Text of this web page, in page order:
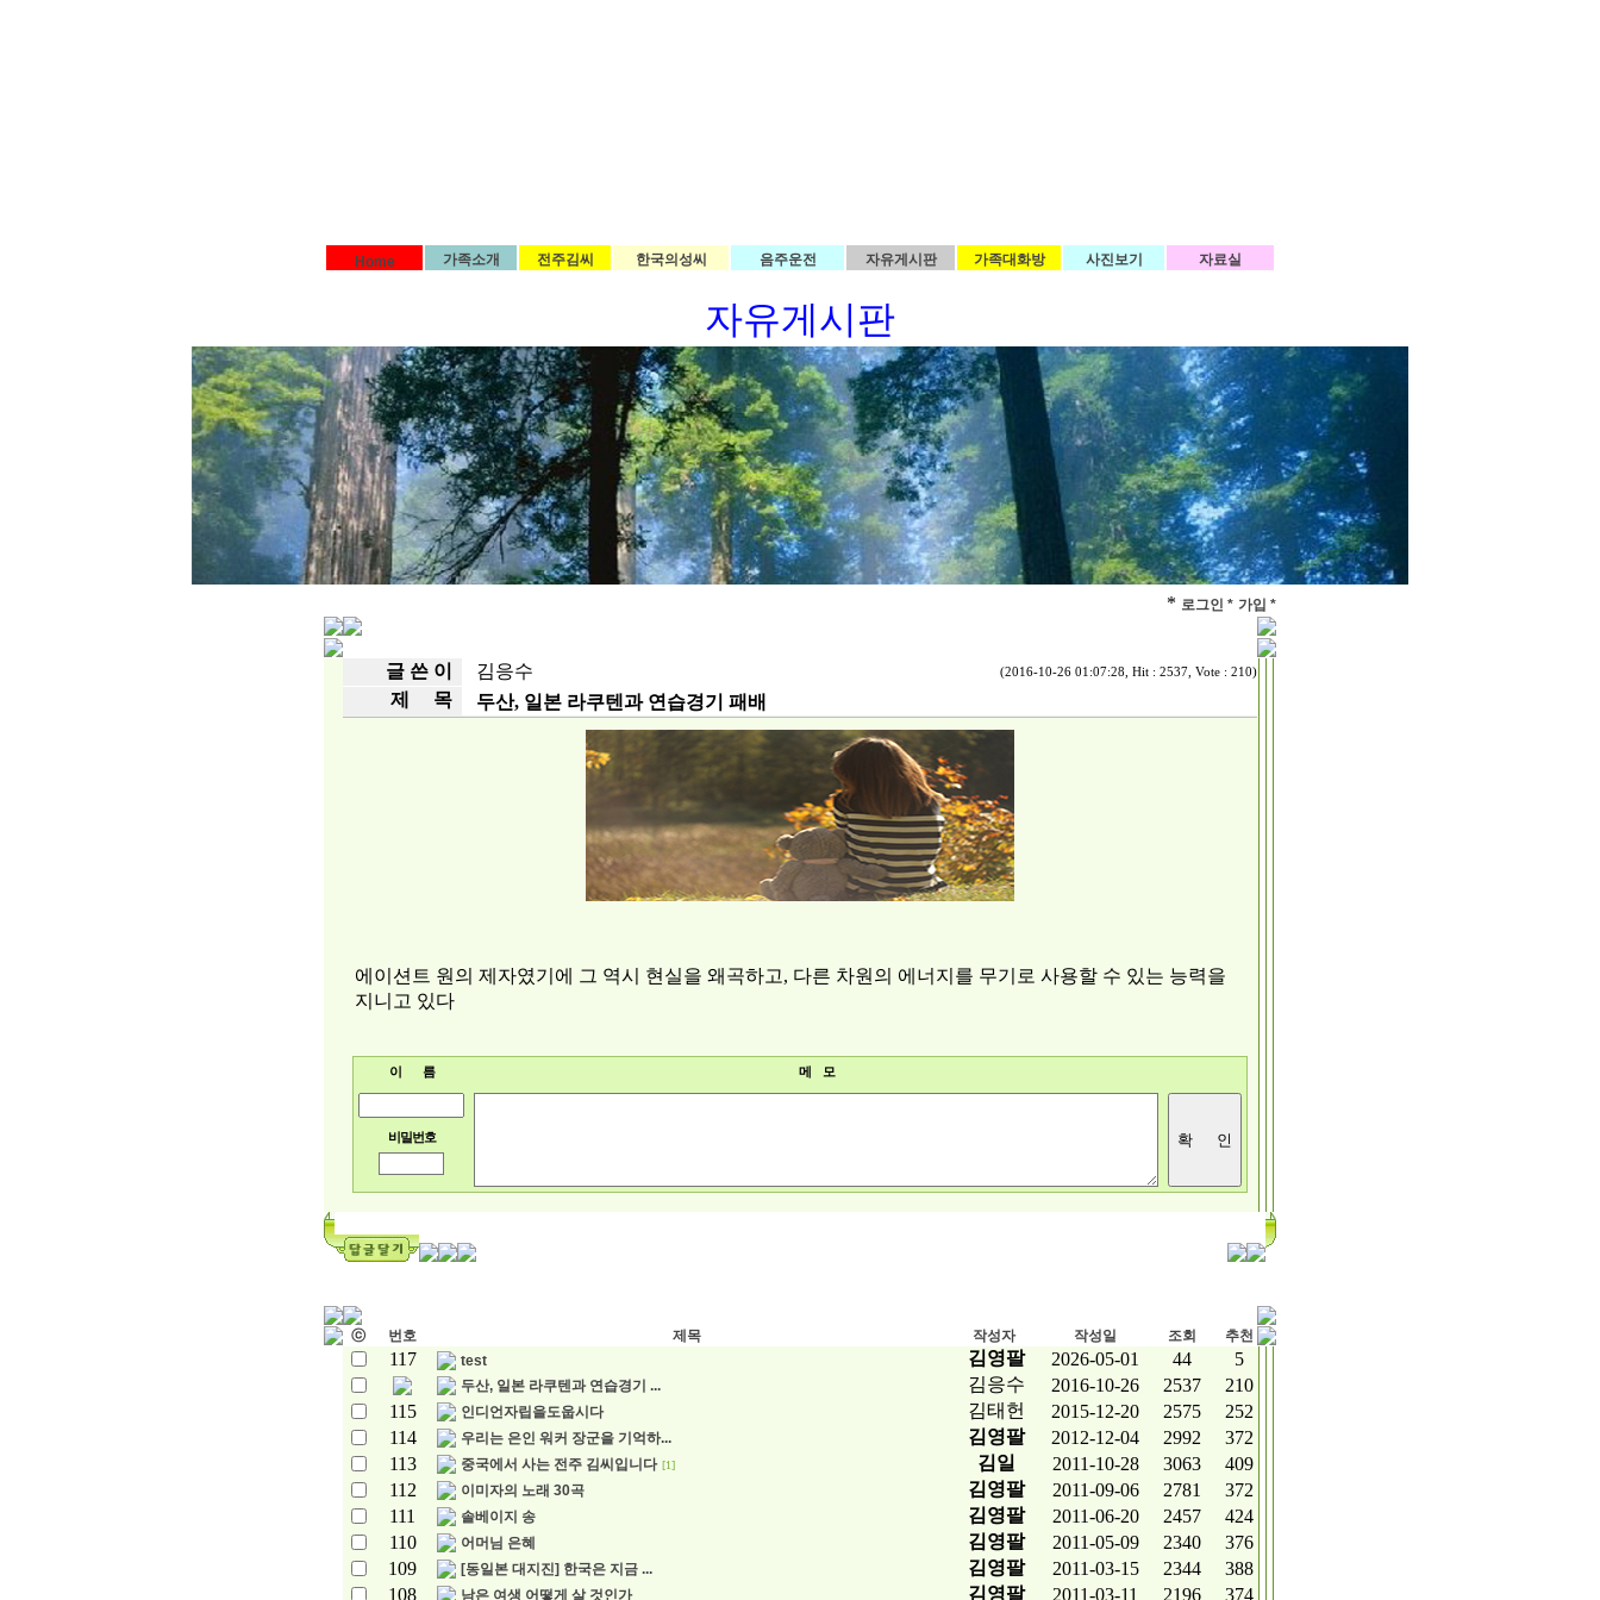
Home 가족소개 전주김씨 한국의성씨 음주운전 자유게시판 가족대화방 사진보기 자료실
자유게시판
* 로그인 * 가입 *
글 쓴 이 김응수 (2016-10-26 01:07:28, Hit : 2537, Vote : 210)
제 목 두산, 일본 라쿠텐과 연습경기 패배
고
바
액
알
알
고
액
여
우
몬
노
방
도
우
미
바
비
알
바
오
에이션트 원의 제자였기에 그 역시 현실을 왜곡하고, 다른 차원의 에너지를 무기로 사용할 수 있는 능력을
지니고 있다
이 름 메 모
비밀번호
ⓒ 번호 제목 작성자 작성일 조회 추천
117 test 김영팔 2026-05-01 44 5
두산, 일본 라쿠텐과 연습경기 ... 김응수 2016-10-26 2537
210
115
인디언자립을도웁시다 김태헌 2015-12-20 2575
252
114
우리는 은인 워커 장군을 기억하... 김영팔 2012-12-04 2992
372
113
중국에서 사는 전주 김씨입니다 [1] 김일 2011-10-28 3063
409
112
이미자의 노래 30곡 김영팔 2011-09-06 2781
372
111
솔베이지 송 김영팔 2011-06-20 2457
424
110
어머님 은혜 김영팔 2011-05-09 2340
376
109
[동일본 대지진] 한국은 지금 ... 김영팔 2011-03-15 2344
388
108
남은 여생 어떻게 살 것인가 김영팔 2011-03-11 2196 374